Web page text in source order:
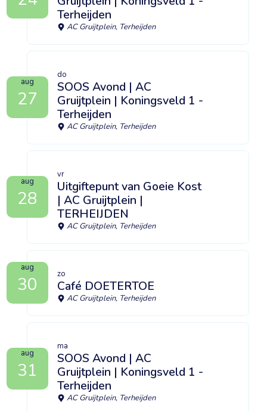
Terheijden
AC Gruijtplein, Terheijden
aug
27
do
SOOS Avond | AC
Gruijtplein | Koningsveld 1 -
Terheijden
AC Gruijtplein, Terheijden
aug
28
vr
Uitgiftepunt van Goeie Kost
| AC Gruijtplein |
TERHEIJDEN
AC Gruijtplein, Terheijden
aug
30 zo
Café DOETERTOE
AC Gruijtplein, Terheijden
aug
31
ma
SOOS Avond | AC
Gruijtplein | Koningsveld 1 -
Terheijden
AC Gruijtplein, Terheijden